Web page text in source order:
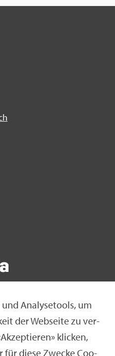
Ana­ly­se­tools, um
der Web­sei­te zu ver­
kli­cken,
für diese Zwe­cke Coo­